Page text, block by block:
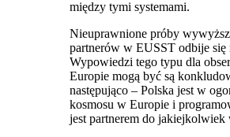
między tymi systemami.
Nieuprawnione próby
partnerów w EUSST odbije się
Wypowiedzi tego typu dla
Europie mogą być są
następująco – Polska jest w
kosmosu w Europie i
jest partnerem do jakiejkolwiek